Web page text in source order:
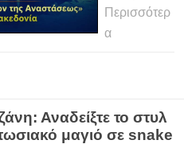
Περισσότερ
α
Αναδείξτε το στυλ
μαγιό σε snake